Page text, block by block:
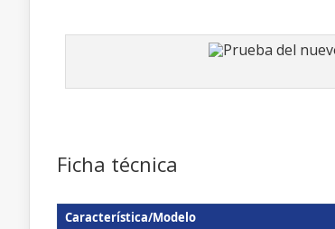
Ficha técnica
Característica/Modelo